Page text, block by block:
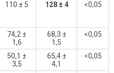
110 ± 5 128 ± 4 <0,05
74,2 ±
1,6
68,3 ±
1,5
<0,05
50,1 ±
3,5
65,4 ±
4,1
<0,05